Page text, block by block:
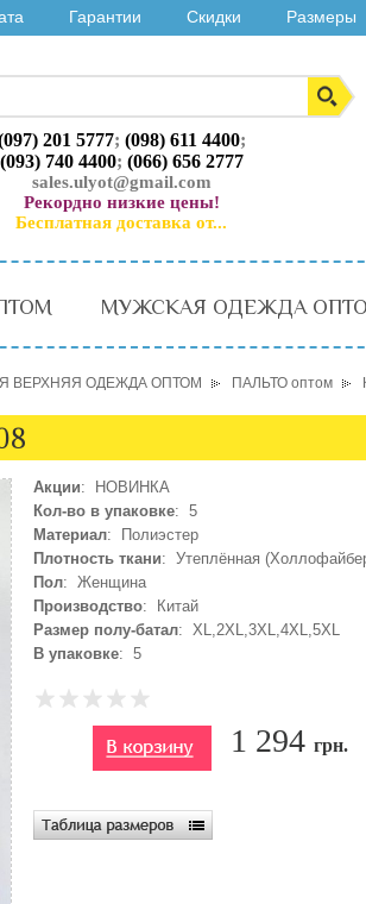
Гарантии Скидки Размеры
201 5777; (098) 611 4400;
(093) 740 4400; (066) 656 2777
sales.ulyot@gmail.com
Рекордно низкие цены!
Бесплатная доставка от...
МУЖСКАЯ ОДЕЖДА
ВЕРХНЯЯ ОДЕЖДА ОПТОМ ПАЛЬТО оптом
Акции: НОВИНКА
Кол-во в упаковке: 5
Материал: Полиэстер
Плотность ткани: Утеплённая
Пол: Женщина
Производство: Китай
Размер полу-батал: XL,2XL,3XL,4XL,5XL
В упаковке: 5
1 294 грн.